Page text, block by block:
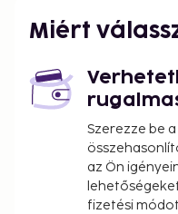
Miért
Szerezze be
az Ön
fizetési